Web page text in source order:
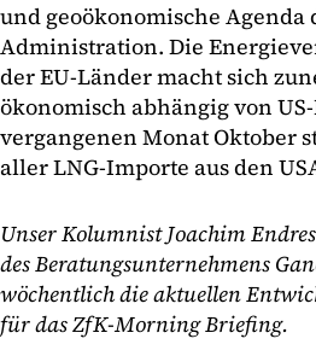
und geoökonomische Agenda
Administration. Die
der EU-Länder macht sich
ökonomisch abhängig von
vergangenen Monat Oktober
aller LNG-Importe aus den
Unser Kolumnist Joachim
des Beratungsunternehmens
wöchentlich die aktuellen
für das ZfK-Morning Briefing.